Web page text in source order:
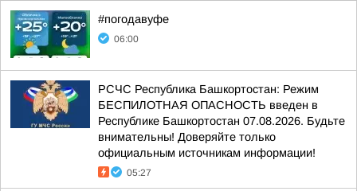
#погодавуфе
06:00
РСЧС Республика Башкортостан: Режим
БЕСПИЛОТНАЯ ОПАСНОСТЬ введен в
Республике Башкортостан 07.08.2026. Будьте
внимательны! Доверяйте только
официальным источникам информации!
05:27